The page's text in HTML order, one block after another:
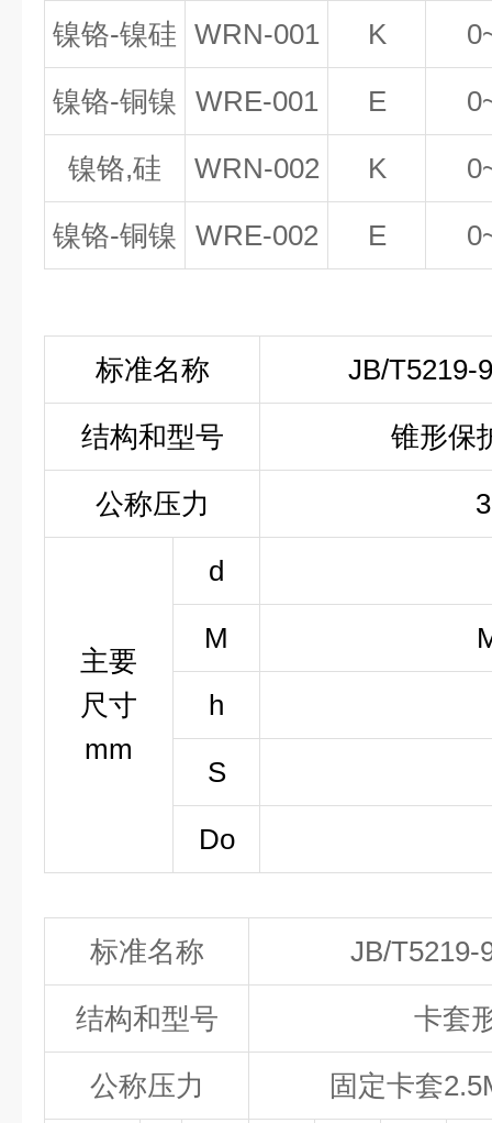
镍铬-镍硅 WRN-001 K 0
镍铬-铜镍 WRE-001 E 0
镍铬,硅 WRN-002 K 0
镍铬-铜镍 WRE-002 E 0
标准名称 JB/T5219-
结构和型号 锥形保
公称压力
主要
尺寸
mm
d
M
h
S
Do
标准名称 JB/T5219-
结构和型号 卡套
公称压力 固定卡套